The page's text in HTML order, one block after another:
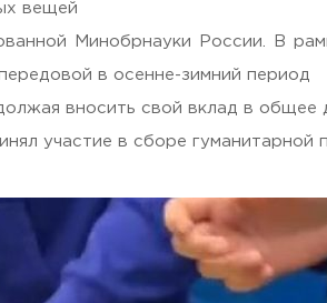
вещей
Минобрнауки России. В
в осенне-зимний период
вносить свой вклад в общее
участие в сборе гуманитарной